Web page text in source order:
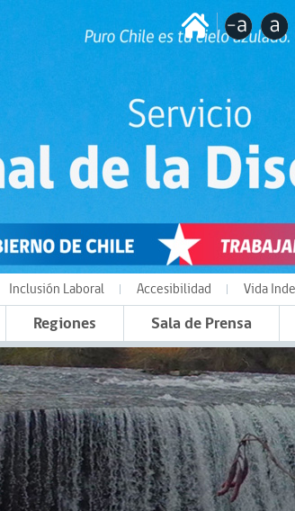
Inclusión Laboral Accesibilidad Vida
Regiones Sala de Prensa